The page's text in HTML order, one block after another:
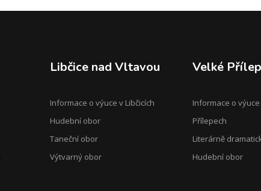
Libčice nad Vltavou
Informace o výuce v Libčicích
Hudební obor
Taneční obor
Výtvarný obor
Velké
Informace o
Přílepech
Literárně
Hudební obor